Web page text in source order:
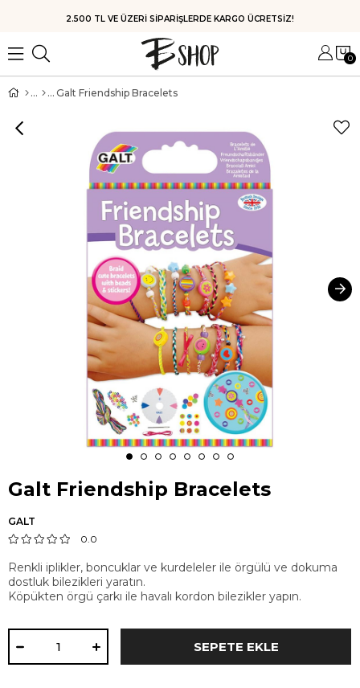
HIZLI KARGO
0
Galt Friendship Bracelets
Galt Friendship Bracelets
GALT
0.0
Renkli iplikler, boncuklar ve kurdeleler ile örgülü ve dokuma
dostluk bilezikleri yaratın.
Köpükten örgü çarkı ile havalı kordon bilezikler yapın.